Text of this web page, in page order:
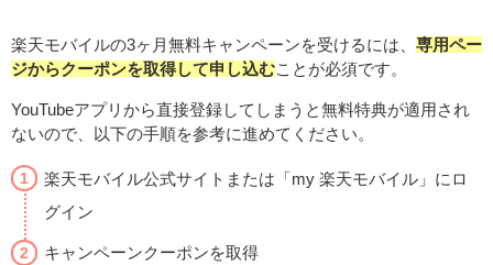
楽天モバイルの3ヶ月無料キャンペーンを受けるには、 専用ペー
ジからクーポンを取得して申し込む ことが必須です。
YouTubeアプリから直接登録してしまうと無料特典が適用され
ないので、以下の手順を参考に進めてください。
楽天モバイル公式サイトまたは「my 楽天モバイル」にロ
グイン
キャンペーンクーポンを取得